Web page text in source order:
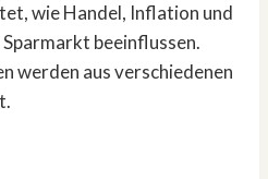
wie Handel, Inflation und
beeinflussen.
werden aus verschiedenen